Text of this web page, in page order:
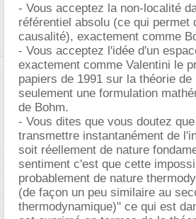
- Vous acceptez la non-localité
référentiel absolu (ce qui permet
causalité), exactement comme
- Vous acceptez l'idée d'un
exactement comme Valentini le
papiers de 1991 sur la théorie
seulement une formulation
de Bohm.
- Vous dites que vous doutez
transmettre instantanément de
soit réellement de nature
sentiment c'est que cette
probablement de nature
(de façon un peu similaire au
thermodynamique)" ce qui est